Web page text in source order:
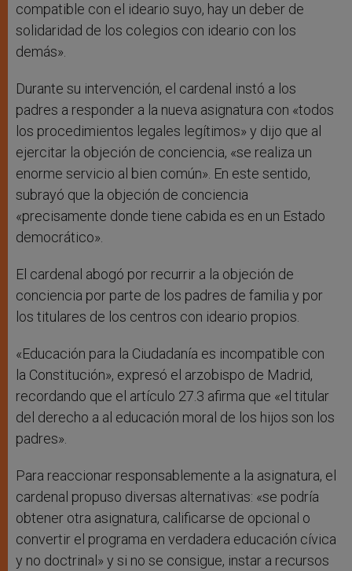
compatible con el ideario suyo, hay un deber de
solidaridad de los colegios con ideario con los
demás».
Durante su intervención, el cardenal instó a los
padres a responder a la nueva asignatura con «todos
los procedimientos legales legítimos» y dijo que al
ejercitar la objeción de conciencia, «se realiza un
enorme servicio al bien común». En este sentido,
subrayó que la objeción de conciencia
«precisamente donde tiene cabida es en un Estado
democrático».
El cardenal abogó por recurrir a la objeción de
conciencia por parte de los padres de familia y por
los titulares de los centros con ideario propios.
«Educación para la Ciudadanía es incompatible con
la Constitución», expresó el arzobispo de Madrid,
recordando que el artículo 27.3 afirma que «el titular
del derecho a al educación moral de los hijos son los
padres».
Para reaccionar responsablemente a la asignatura, el
cardenal propuso diversas alternativas: «se podría
obtener otra asignatura, calificarse de opcional o
convertir el programa en verdadera educación cívica
y no doctrinal» y si no se consigue, instar a recursos